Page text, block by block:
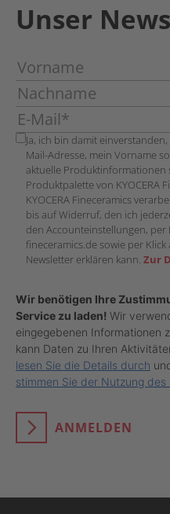
Unser
Ja, ich bin damit
Mail-Adresse, mein Vorname
aktuelle
Produktpalette von KYOCERA
KYOCERA Fineceramics
bis auf Widerruf, den ich
den Accounteinstellungen, per
fineceramics.de sowie per
Newsletter erklären kann. Zur
Wir benötigen Ihre
Service zu laden! Wir
eingegebenen Informationen
kann Daten zu Ihren
lesen Sie die Details durch
stimmen Sie der Nutzung des
ANMELDEN